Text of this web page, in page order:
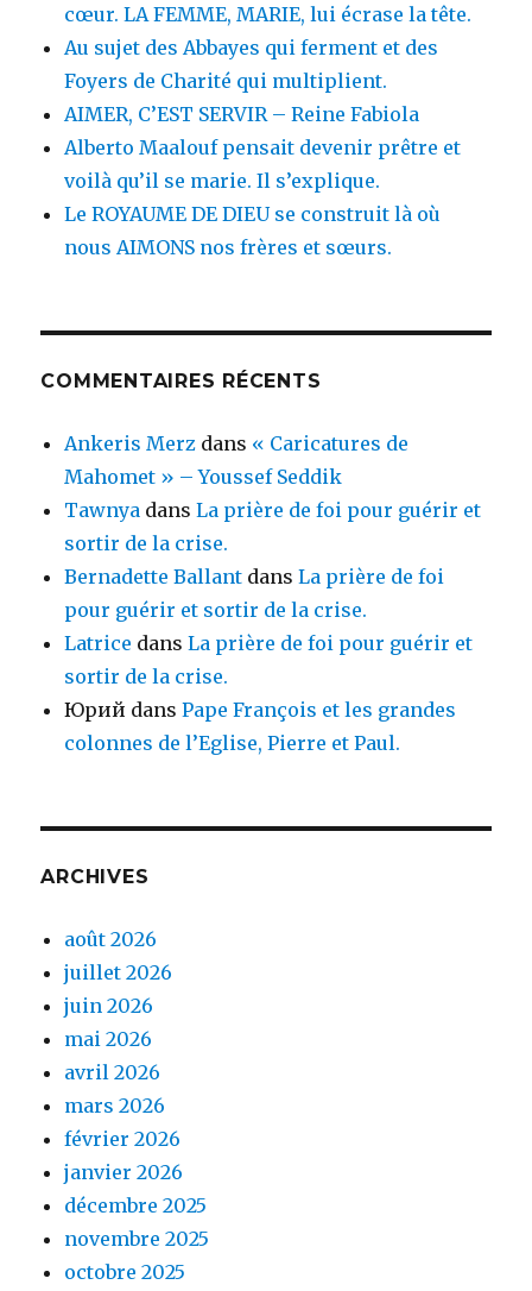
cœur. LA FEMME, MARIE, lui écrase la tête.
Au sujet des Abbayes qui ferment et des
Foyers de Charité qui multiplient.
AIMER, C’EST SERVIR – Reine Fabiola
Alberto Maalouf pensait devenir prêtre et
voilà qu’il se marie. Il s’explique.
Le ROYAUME DE DIEU se construit là où
nous AIMONS nos frères et sœurs.
COMMENTAIRES RÉCENTS
Ankeris Merz dans « Caricatures de
Mahomet » – Youssef Seddik
Tawnya dansLa prière de foi pour guérir et
sortir de la crise.
Bernadette Ballant dansLa prière de foi
pour guérir et sortir de la crise.
Latrice dansLa prière de foi pour guérir et
sortir de la crise.
Юрий dansPape François et les grandes
colonnes de l’Eglise, Pierre et Paul.
ARCHIVES
août 2026
juillet 2026
juin 2026
mai 2026
avril 2026
mars 2026
février 2026
janvier 2026
décembre 2025
novembre 2025
octobre 2025